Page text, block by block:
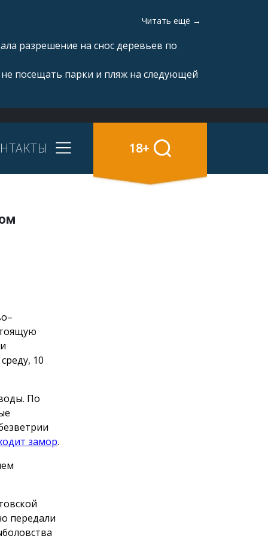
Читать ещё →
разрешение на снос деревьев по
посещать парки и пляж на следующей
18+
10
По
замор.
передали